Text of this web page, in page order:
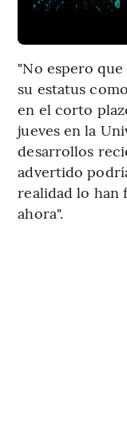
"No espero
su estatus
en el corto
jueves en la
desarrollos
advertido
realidad lo han
ahora".